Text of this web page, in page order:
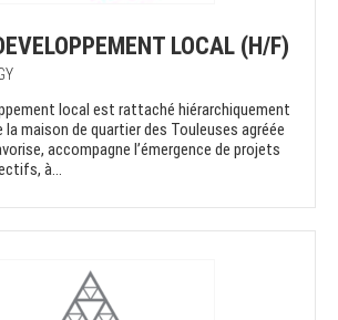
LOCAL (H/F)
local est rattaché hiérarchiquement
la maison de quartier des Touleuses agréée
accompagne l’émergence de projets
à...